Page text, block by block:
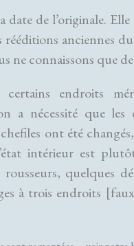
date de l’originale.
rééditions anciennes
ne connaissons que
certains endroits
a nécessité que
ont été
intérieur est
quelques
à trois endroits